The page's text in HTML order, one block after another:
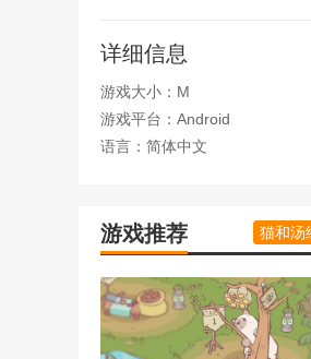
2、培养一些强大的能力，
三国
三国红包版介绍
3.玩家可以在游戏中不断提
详细信息
游戏大小：M
游戏平台：Android
语言：简体中文
游戏推荐 猫和汤